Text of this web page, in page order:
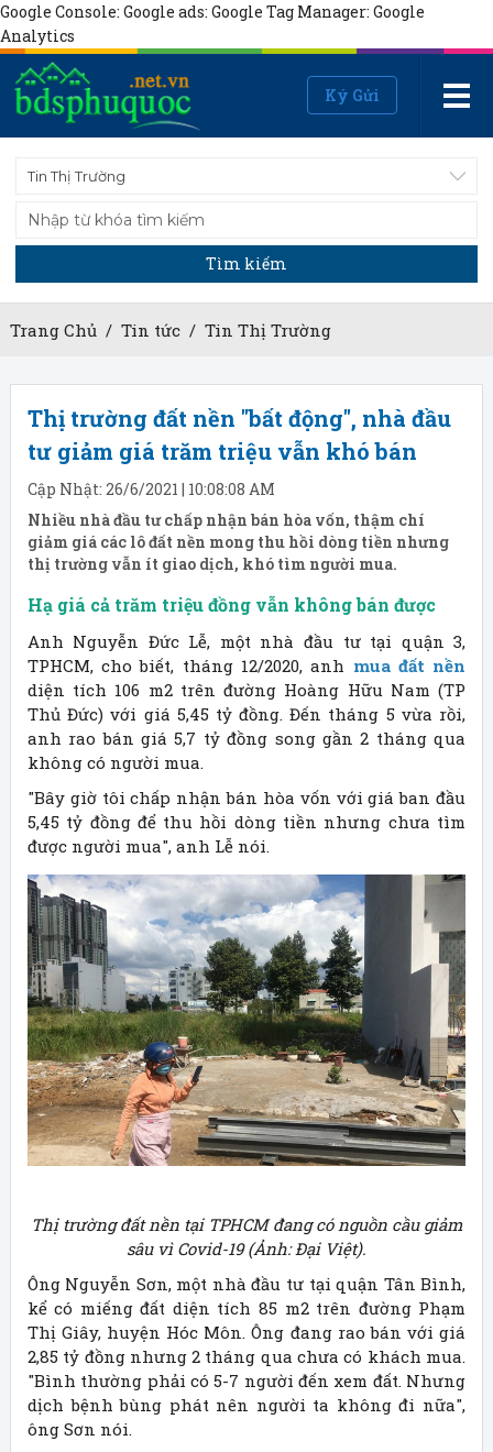
Google Console: Google ads: Google Tag Manager: Google
Analytics
Ký Gửi
Tin Thị Trường
Tìm kiếm
Trang Chủ/ Tin tức/ Tin Thị Trường
Thị trường đất nền "bất động", nhà đầu
tư giảm giá trăm triệu vẫn khó bán
Cập Nhật: 26/6/2021 | 10:08:08 AM
Nhiều nhà đầu tư chấp nhận bán hòa vốn, thậm chí
giảm giá các lô đất nền mong thu hồi dòng tiền nhưng
thị trường vẫn ít giao dịch, khó tìm người mua.
Hạ giá cả trăm triệu đồng vẫn không bán được
Anh Nguyễn Đức Lễ, một nhà đầu tư tại quận 3,
TPHCM, cho biết, tháng 12/2020, anh mua đất nền
diện tích 106 m2 trên đường Hoàng Hữu Nam (TP
Thủ Đức) với giá 5,45 tỷ đồng. Đến tháng 5 vừa rồi,
anh rao bán giá 5,7 tỷ đồng song gần 2 tháng qua
không có người mua.
"Bây giờ tôi chấp nhận bán hòa vốn với giá ban đầu
5,45 tỷ đồng để thu hồi dòng tiền nhưng chưa tìm
được người mua", anh Lễ nói.
Thị trường đất nền tại TPHCM đang có nguồn cầu giảm
sâu vì Covid-19 (Ảnh: Đại Việt).
Ông Nguyễn Sơn, một nhà đầu tư tại quận Tân Bình,
kể có miếng đất diện tích 85 m2 trên đường Phạm
Thị Giây, huyện Hóc Môn. Ông đang rao bán với giá
2,85 tỷ đồng nhưng 2 tháng qua chưa có khách mua.
"Bình thường phải có 5-7 người đến xem đất. Nhưng
dịch bệnh bùng phát nên người ta không đi nữa",
ông Sơn nói.